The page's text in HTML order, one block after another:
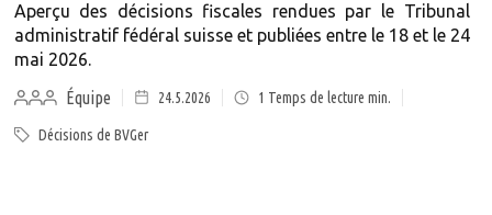
Aperçu des décisions fiscales rendues par le Tribunal
administratif fédéral suisse et publiées entre le 18 et le 24
mai 2026.
Équipe
24.5.2026 1 Temps de lecture min.
Décisions de BVGer